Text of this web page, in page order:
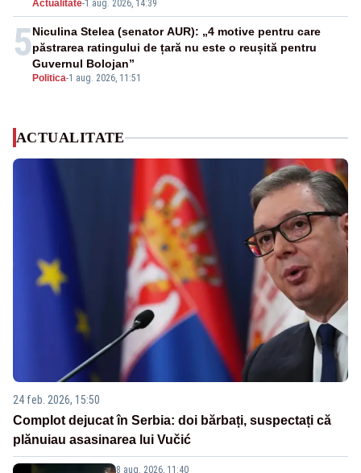
Actualitate-1 aug. 2026, 14:39
5
Politica-1 aug. 2026, 11:51
Niculina Stelea (senator AUR): „4 motive pentru care
păstrarea ratingului de țară nu este o reușită pentru
Guvernul Bolojan”
ACTUALITATE
24 feb. 2026, 15:50
Complot dejucat în Serbia: doi bărbați, suspectați că
plănuiau asasinarea lui Vučić
8 aug. 2026, 11:40